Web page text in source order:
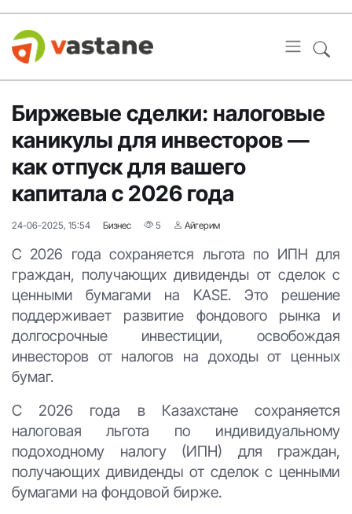
Биржевые сделки: налоговые
каникулы для инвесторов —
как отпуск для вашего
капитала с 2026 года
24-06-2025, 15:54 Бизнес 5 Айгерим
С 2026 года сохраняется льгота по ИПН для
граждан, получающих дивиденды от сделок с
ценными бумагами на KASE. Это решение
поддерживает развитие фондового рынка и
долгосрочные инвестиции, освобождая
инвесторов от налогов на доходы от ценных
бумаг.
С 2026 года в Казахстане сохраняется
налоговая льгота по индивидуальному
подоходному налогу (ИПН) для граждан,
получающих дивиденды от сделок с ценными
бумагами на фондовой бирже.